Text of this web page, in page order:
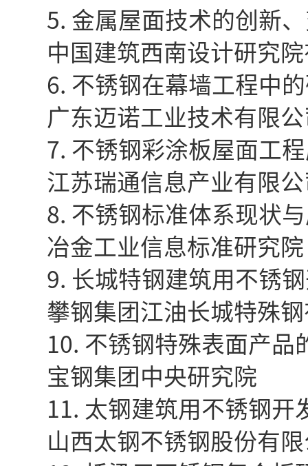
5. 金属屋面技术的创新、
中国建筑西南设计研究院
6. 不锈钢在幕墙工程中的
广东迈诺工业技术有限公
7. 不锈钢彩涂板屋面工程
江苏瑞通信息产业有限公
8. 不锈钢标准体系现状与
冶金工业信息标准研究院
9. 长城特钢建筑用不锈钢
攀钢集团江油长城特殊钢
10. 不锈钢特殊表面产品
宝钢集团中央研究院
11. 太钢建筑用不锈钢开
山西太钢不锈钢股份有限